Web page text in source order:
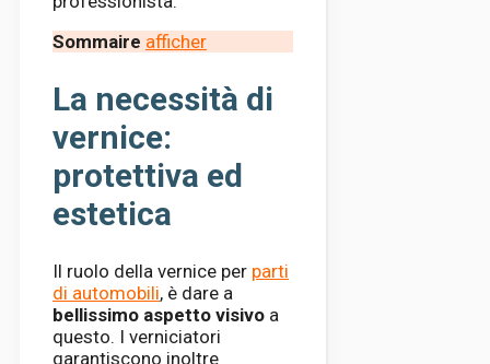
Sommaire afficher
La necessità di
vernice:
protettiva ed
estetica
Il ruolo della vernice per parti
di automobili, è dare a
bellissimo aspetto visivo a
questo. I verniciatori
garantiscono inoltre